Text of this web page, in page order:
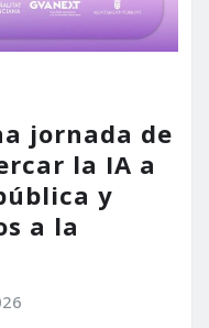
jornada de
la IA a
y
a la